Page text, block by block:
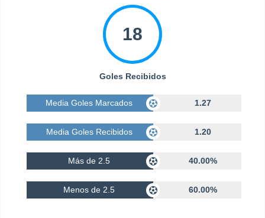
18
Goles Recibidos
Media Goles Marcados 1.27
Media Goles Recibidos 1.20
Más de 2.5 40.00%
Menos de 2.5 60.00%